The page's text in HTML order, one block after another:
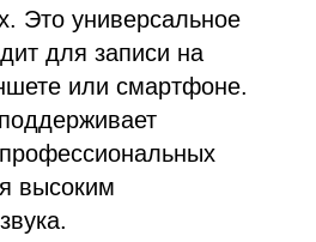
Это универсальное
для записи на
или смартфоне.
высоким